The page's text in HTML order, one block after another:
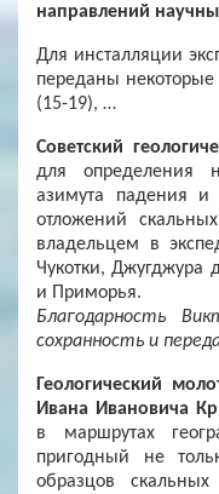
направлений
Для инсталляции
переданы
(15-19), …
Советский
для определения
азимута падения и
отложений
владельцем в
Чукотки, Джугджура
и Приморья.
Благодарность
сохранность и
Геологический
Ивана Ивановича
в маршрутах
пригодный не
образцов